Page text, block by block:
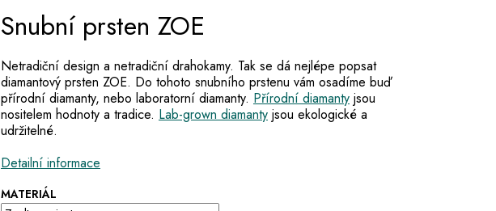
MATERIÁL
Netradiční design a netradiční drahokamy. Tak se dá nejlépe popsat
diamantový prsten ZOE. Do tohoto snubního prstenu vám osadíme buď
přírodní diamanty, nebo laboratorní diamanty. Přírodní diamanty jsou
nositelem hodnoty a tradice. Lab-grown diamanty jsou ekologické a
udržitelné.
Detailní informace
Snubní prsten ZOE